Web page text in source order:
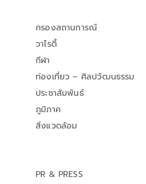
กรองสถานการณ์
วาไรตี้
กีฬา
ท่องเที่ยว – ศิลปวัฒนธรรม
ประชาสัมพันธ์
ภูมิภาค
สิ่งแวดล้อม
PR & PRESS